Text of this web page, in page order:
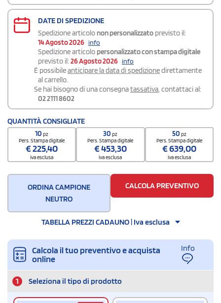
DATE DI SPEDIZIONE
Spedizione articolo non personalizzato previsto il:
14 Agosto 2026 info
Spedizione articolo personalizzato con stampa digitale
previsto il: 26 Agosto 2026 info
É possibileanticipare la data di spedizionedirettamente
al carrello.
Se hai bisogno di una consegnatassativa, contattaci al:
02 2111 8602
QUANTITÀ CONSIGLIATE
10pz
Pers. Stampa digitale
€225,40
iva esclusa
30pz
Pers. Stampa digitale
€453,30
iva esclusa
50 pz
Pers. Stampa digitale
€639,00
iva esclusa
ORDINA CAMPIONE
NEUTRO
CALCOLA PREVENTIVO
TABELLA PREZZI CADAUNO | Iva esclusa
Calcola il tuo preventivo e acquista
online
Info
1 Seleziona il tipo di prodotto